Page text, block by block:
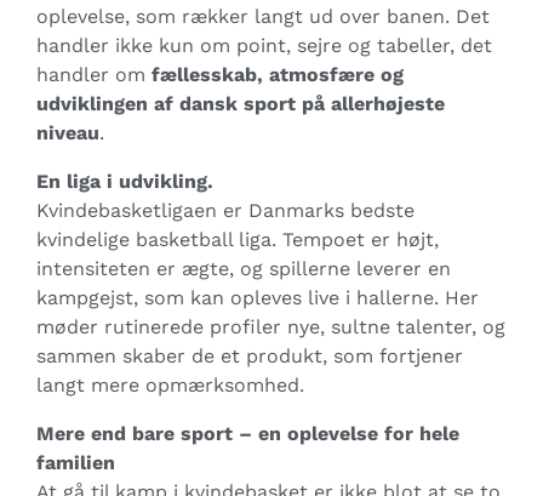
oplevelse, som rækker langt ud over banen. Det
handler ikke kun om point, sejre og tabeller, det
handler om fællesskab, atmosfære og
udviklingen af dansk sport på allerhøjeste
niveau.
En liga i udvikling.
Kvindebasketligaen er Danmarks bedste
kvindelige basketball liga. Tempoet er højt,
intensiteten er ægte, og spillerne leverer en
kampgejst, som kan opleves live i hallerne. Her
møder rutinerede profiler nye, sultne talenter, og
sammen skaber de et produkt, som fortjener
langt mere opmærksomhed.
Mere end bare sport – en oplevelse for hele
familien